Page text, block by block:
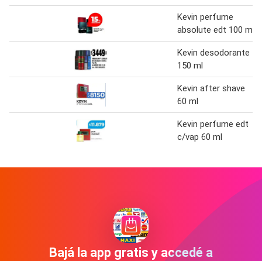
Kevin perfume
absolute edt 100 ml
Kevin desodorante
150 ml
Kevin after shave
60 ml
Kevin perfume edt
c/vap 60 ml
Bajá la app gratis y accedé a